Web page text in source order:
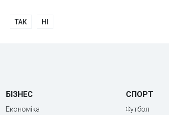
ТАК НІ
БІЗНЕС
Економіка
СПОРТ
Футбол